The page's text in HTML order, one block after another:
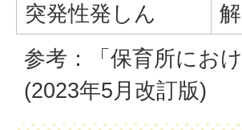
突発性発しん
参考：「保育所にお
(2023年5月改訂版)